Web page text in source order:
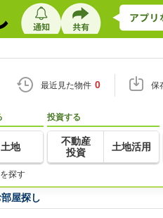
最近見た物件 0 保
土地
投資する
不動産
投資
土地活用
探す
屋探し